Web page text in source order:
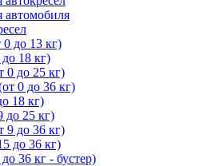
автомобиля
до 13 кг)
18 кг)
0 до 25 кг)
0 до 36 кг)
18 кг)
до 25 кг)
9 до 36 кг)
до 36 кг)
36 кг - бустер)